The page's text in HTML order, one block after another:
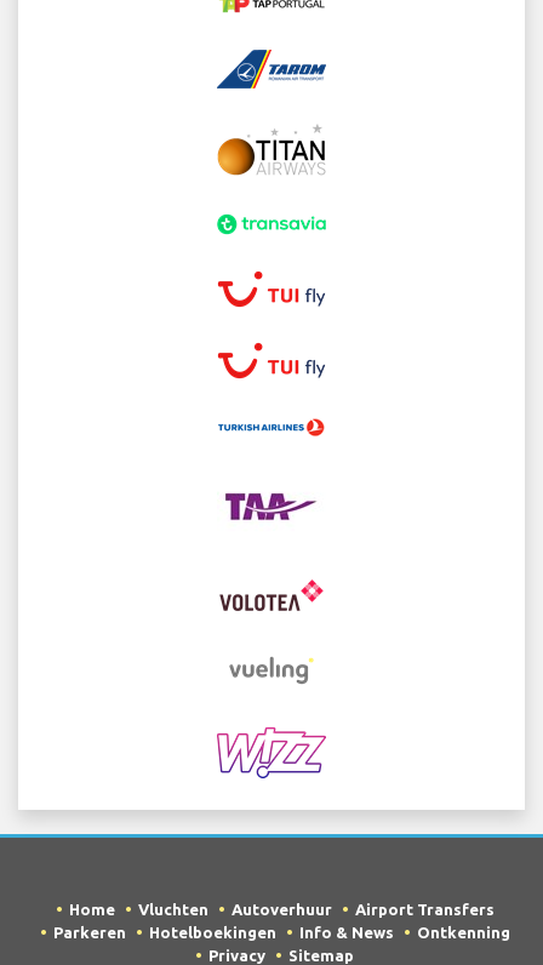
Home Vluchten Autoverhuur
Airport Transfers
Parkeren
Hotelboekingen Info & News
Ontkenning
Privacy
Sitemap